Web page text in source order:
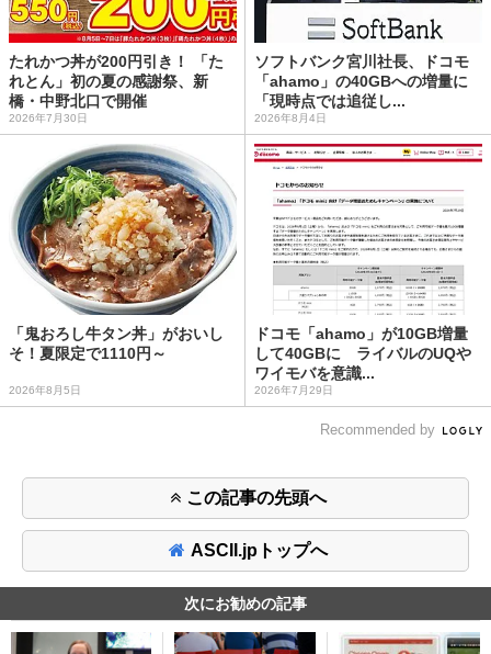
たれかつ丼が200円引き！ 「た
れとん」初の夏の感謝祭、新
橋・中野北口で開催
2026年7月30日
ソフトバンク宮川社長、ドコモ
「ahamo」の40GBへの増量に
「現時点では追従し...
2026年8月4日
「鬼おろし牛タン丼」がおいし
そ！夏限定で1110円～
2026年8月5日
ドコモ「ahamo」が10GB増量
して40GBに ライバルのUQや
ワイモバを意識...
2026年7月29日
Recommended by
この記事の先頭へ
ASCII.jpトップへ
次にお勧めの記事